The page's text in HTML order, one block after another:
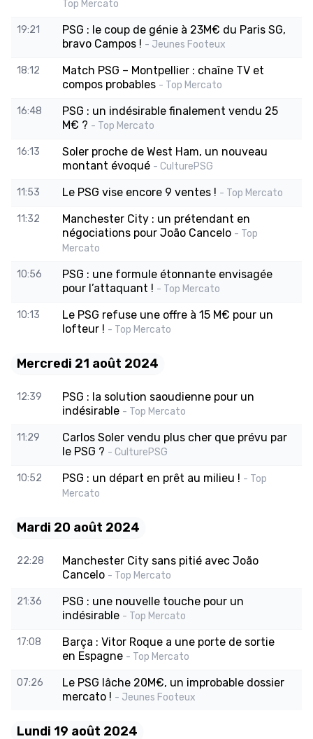
Top Mercato
19:21
PSG : le coup de génie à 23M€ du Paris SG,
bravo Campos ! - Jeunes Footeux
18:12
Match PSG – Montpellier : chaîne TV et
compos probables - Top Mercato
16:48
PSG : un indésirable finalement vendu 25
M€ ? - Top Mercato
16:13
Soler proche de West Ham, un nouveau
montant évoqué - CulturePSG
11:53 Le PSG vise encore 9 ventes ! - Top Mercato
11:32
Manchester City : un prétendant en
négociations pour João Cancelo - Top
Mercato
10:56
PSG : une formule étonnante envisagée
pour l’attaquant ! - Top Mercato
10:13
Le PSG refuse une offre à 15 M€ pour un
lofteur ! - Top Mercato
Mercredi 21 août 2024
12:39
PSG : la solution saoudienne pour un
indésirable - Top Mercato
11:29
Carlos Soler vendu plus cher que prévu par
le PSG ? - CulturePSG
10:52 PSG : un départ en prêt au milieu ! - Top
Mercato
Mardi 20 août 2024
22:28
Manchester City sans pitié avec João
Cancelo - Top Mercato
21:36
PSG : une nouvelle touche pour un
indésirable - Top Mercato
17:08
Barça : Vitor Roque a une porte de sortie
en Espagne - Top Mercato
07:26
Le PSG lâche 20M€, un improbable dossier
mercato ! - Jeunes Footeux
Lundi 19 août 2024